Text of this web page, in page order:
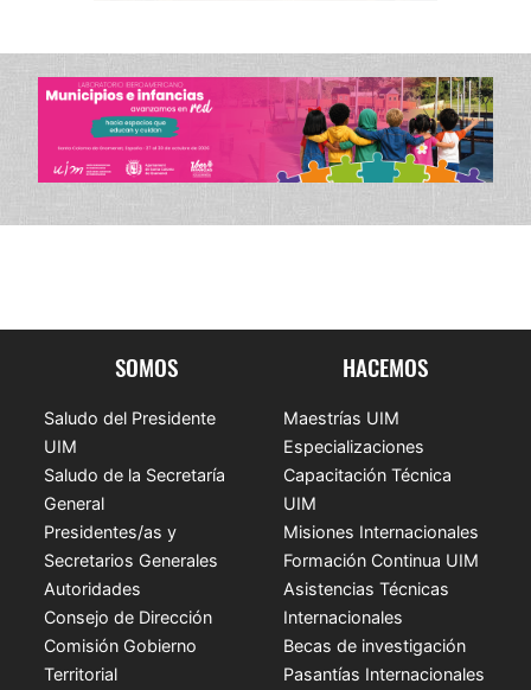
SOMOS
Saludo del Presidente
UIM
Saludo de la Secretaría
General
Presidentes/as y
Secretarios Generales
Autoridades
Consejo de Dirección
Comisión Gobierno
Territorial
HACEMOS
Maestrías UIM
Especializaciones
Capacitación Técnica
UIM
Misiones Internacionales
Formación Continua UIM
Asistencias Técnicas
Internacionales
Becas de investigación
Pasantías Internacionales